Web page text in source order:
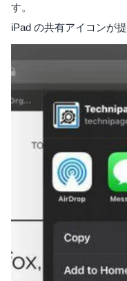
す。
iPad の共有アイコンが